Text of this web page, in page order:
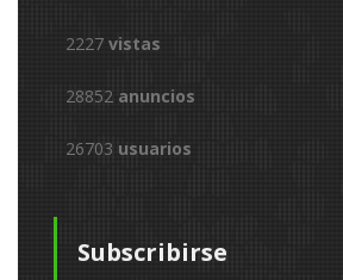
2227 vistas
28852 anuncios
26703 usuarios
Subscribirse